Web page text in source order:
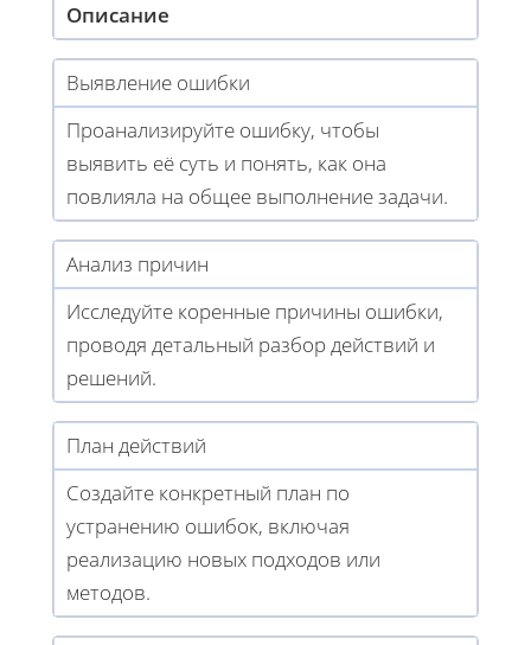
Описание
Выявление ошибки
Проанализируйте ошибку, чтобы
выявить её суть и понять, как она
повлияла на общее выполнение задачи.
Анализ причин
Исследуйте коренные причины ошибки,
проводя детальный разбор действий и
решений.
План действий
Создайте конкретный план по
устранению ошибок, включая
реализацию новых подходов или
методов.